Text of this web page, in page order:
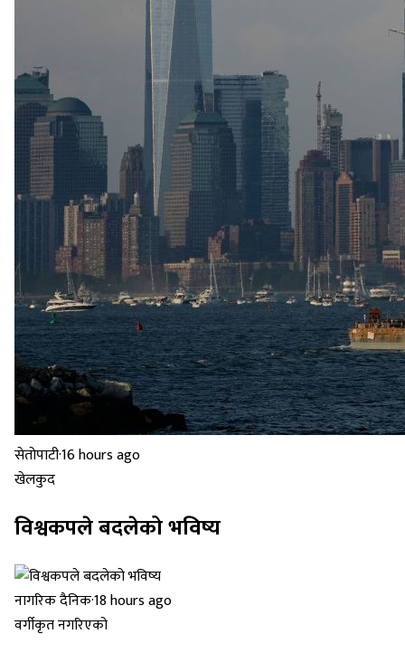
सेतोपाटी·16 hours ago
खेलकुद
विश्वकपले बदलेको भविष्य
नागरिक दैनिक·18 hours ago
वर्गीकृत नगरिएको